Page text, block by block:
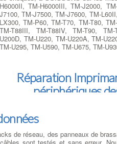
H6000II, TM-H6000III, TM-J2000,
J7100, TM-J7500, TM-J7600, TM-
LX300, TM-P60, TM-T70, TM-T80,
TM-T88III, TM-T88IV, TM-T90,
U200D, TM-U220, TM-U220A, TM-
TM-U295, TM-U590, TM-U675, TM-
Réparation
périphériques
TPV
dispose d'un centre de maintenance
de réseau, des panneaux de